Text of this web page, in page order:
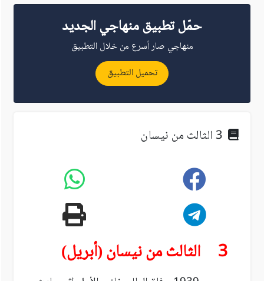
حمّل تطبيق منهاجي الجديد
منهاجي صار أسرع من خلال التطبيق
تحميل التطبيق
3 الثالث من نيسان (أبريل)